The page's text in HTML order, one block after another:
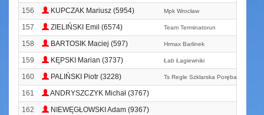
156 KUPCZAK Mariusz (5954) Mpk Wrocław
157 ZIELIŃSKI Emil (6574) Team Terminatorun
158 BARTOSIK Maciej (597) Hrmax Barlinek
159 KĘPSKI Marian (3737) Łab Łagiewniki
160 PALIŃSKI Piotr (3228) Ts Regle Szklarska Poręba
161
ANDRYSZCZYK Michał (3767)
162
NIEWĘGŁOWSKI Adam (9367)